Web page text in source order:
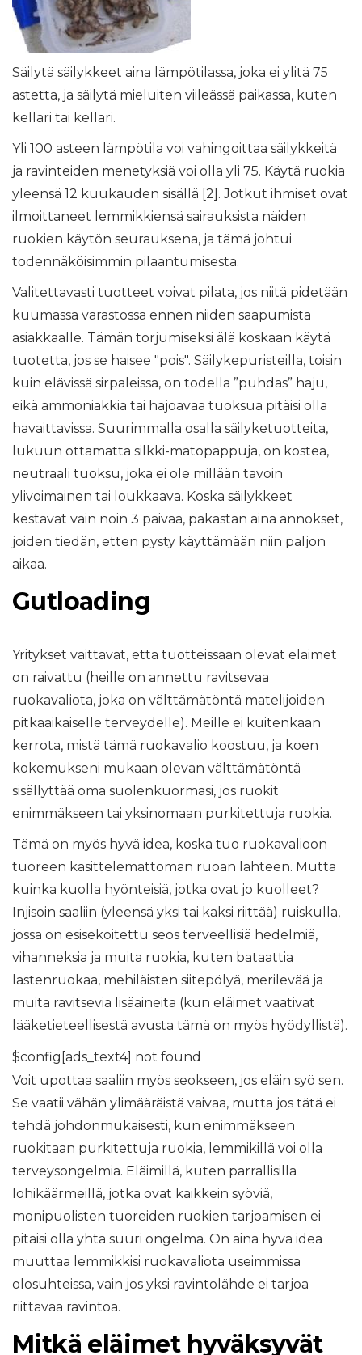
Säilytä säilykkeet aina lämpötilassa, joka ei ylitä 75
astetta, ja säilytä mieluiten viileässä paikassa, kuten
kellari tai kellari.
Yli 100 asteen lämpötila voi vahingoittaa säilykkeitä
ja ravinteiden menetyksiä voi olla yli 75. Käytä ruokia
yleensä 12 kuukauden sisällä [2]. Jotkut ihmiset ovat
ilmoittaneet lemmikkiensä sairauksista näiden
ruokien käytön seurauksena, ja tämä johtui
todennäköisimmin pilaantumisesta.
Valitettavasti tuotteet voivat pilata, jos niitä pidetään
kuumassa varastossa ennen niiden saapumista
asiakkaalle. Tämän torjumiseksi älä koskaan käytä
tuotetta, jos se haisee "pois". Säilykepuristeilla, toisin
kuin elävissä sirpaleissa, on todella ”puhdas” haju,
eikä ammoniakkia tai hajoavaa tuoksua pitäisi olla
havaittavissa. Suurimmalla osalla säilyketuotteita,
lukuun ottamatta silkki-matopappuja, on kostea,
neutraali tuoksu, joka ei ole millään tavoin
ylivoimainen tai loukkaava. Koska säilykkeet
kestävät vain noin 3 päivää, pakastan aina annokset,
joiden tiedän, etten pysty käyttämään niin paljon
aikaa.
Gutloading
Yritykset väittävät, että tuotteissaan olevat eläimet
on raivattu (heille on annettu ravitsevaa
ruokavaliota, joka on välttämätöntä matelijoiden
pitkäaikaiselle terveydelle). Meille ei kuitenkaan
kerrota, mistä tämä ruokavalio koostuu, ja koen
kokemukseni mukaan olevan välttämätöntä
sisällyttää oma suolenkuormasi, jos ruokit
enimmäkseen tai yksinomaan purkitettuja ruokia.
Tämä on myös hyvä idea, koska tuo ruokavalioon
tuoreen käsittelemättömän ruoan lähteen. Mutta
kuinka kuolla hyönteisiä, jotka ovat jo kuolleet?
Injisoin saaliin (yleensä yksi tai kaksi riittää) ruiskulla,
jossa on esisekoitettu seos terveellisiä hedelmiä,
vihanneksia ja muita ruokia, kuten bataattia
lastenruokaa, mehiläisten siitepölyä, merilevää ja
muita ravitsevia lisäaineita (kun eläimet vaativat
lääketieteellisestä avusta tämä on myös hyödyllistä).
$config[ads_text4] not found
Voit upottaa saaliin myös seokseen, jos eläin syö sen.
Se vaatii vähän ylimääräistä vaivaa, mutta jos tätä ei
tehdä johdonmukaisesti, kun enimmäkseen
ruokitaan purkitettuja ruokia, lemmikillä voi olla
terveysongelmia. Eläimillä, kuten parrallisilla
lohikäärmeillä, jotka ovat kaikkein syöviä,
monipuolisten tuoreiden ruokien tarjoamisen ei
pitäisi olla yhtä suuri ongelma. On aina hyvä idea
muuttaa lemmikkisi ruokavaliota useimmissa
olosuhteissa, vain jos yksi ravintolähde ei tarjoa
riittävää ravintoa.
Mitkä eläimet hyväksyvät